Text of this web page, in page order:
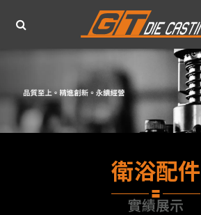
衛浴配件
實績展示